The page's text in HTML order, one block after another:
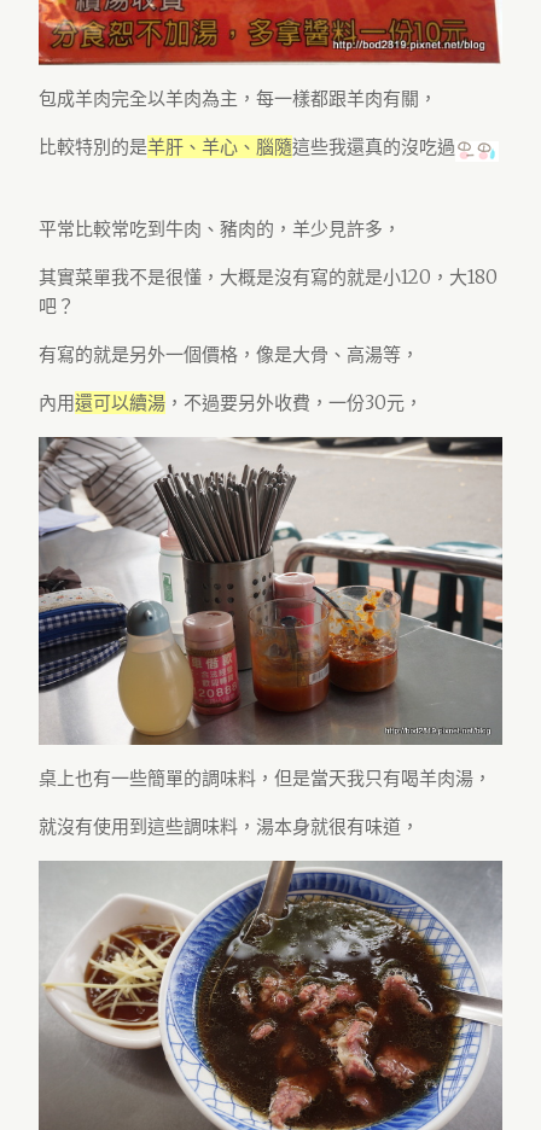
包成羊肉完全以羊肉為主，每一樣都跟羊肉有關，
比較特別的是羊肝、羊心、腦隨這些我還真的沒吃過
平常比較常吃到牛肉、豬肉的，羊少見許多，
其實菜單我不是很懂，大概是沒有寫的就是小120，大180
吧？
有寫的就是另外一個價格，像是大骨、高湯等，
內用還可以續湯 ，不過要另外收費，一份30元，
桌上也有一些簡單的調味料，但是當天我只有喝羊肉湯，
就沒有使用到這些調味料，湯本身就很有味道，